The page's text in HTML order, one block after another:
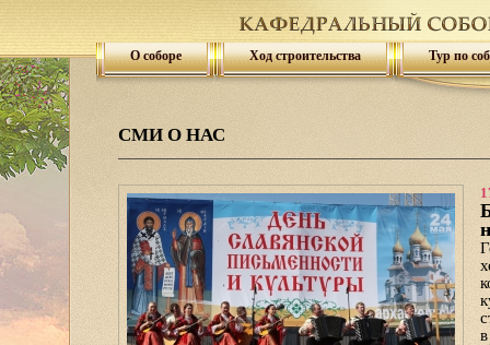
О соборе Ход строительства Тур по
СМИ О НАС